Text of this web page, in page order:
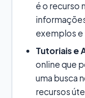
é o recurso
exemplos e
Tutoriais e
online que
uma busca
recursos